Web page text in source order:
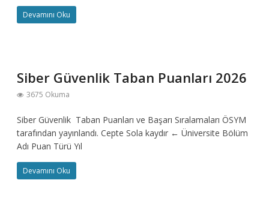
Devamını Oku
Siber Güvenlik Taban Puanları 2026
3675 Okuma
Siber Güvenlik Taban Puanları ve Başarı Sıralamaları ÖSYM
tarafından yayınlandı. Cepte Sola kaydır ← Üniversite Bölüm
Adı Puan Türü Yıl
Devamını Oku